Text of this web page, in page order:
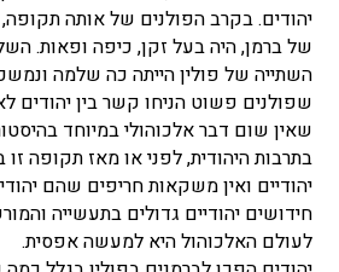
יהודים. בקרב הפולנים של אותה תקופה,
של ברמן, היה בעל זקן, כיפה ופאות.
השתייה של פולין הייתה כה שלמה
שפולנים פשוט הניחו קשר בין יהודים
שאין שום דבר אלכוהולי במיוחד
בתרבות היהודית, לפני או מאז תקופה זו
יהודיים ואין משקאות חריפים שהם
חידושים יהודיים גדולים בתעשייה
לעולם האלכוהול היא למעשה אפסית.